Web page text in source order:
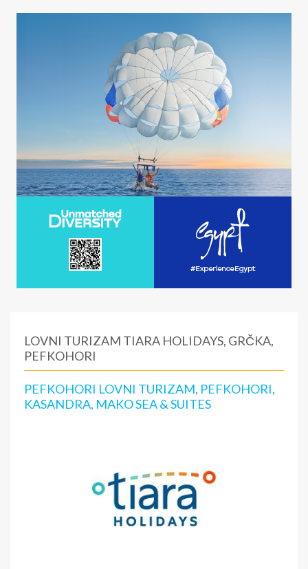
LOVNI TURIZAM TIARA HOLIDAYS, GRČKA,
PEFKOHORI
PEFKOHORI LOVNI TURIZAM, PEFKOHORI,
KASANDRA, MAKO SEA & SUITES